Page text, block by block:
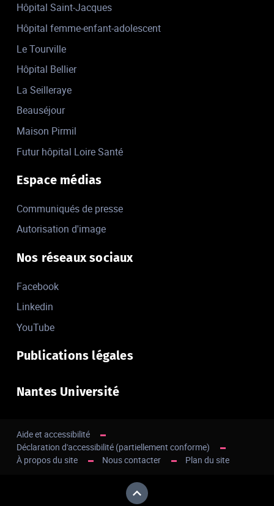
Hôpital Saint-Jacques
Hôpital femme-enfant-adolescent
Le Tourville
Hôpital Bellier
La Seilleraye
Beauséjour
Maison Pirmil
Futur hôpital Loire Santé
Espace médias
Communiqués de presse
Autorisation d'image
Nos réseaux sociaux
Facebook
Linkedin
YouTube
Publications légales
Nantes Université
Aide et accessibilité
Déclaration d'accessibilité (partiellement conforme)
À propos du site
Nous contacter Plan du site